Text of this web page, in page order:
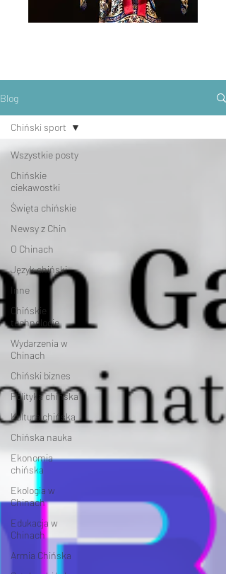
Blog
Wszystkie posty
Chińskie
ciekawostki
Święta chińskie
Newsy z Chin
O Chinach
Język chiński
Inne
Chińskie
technologie
Wydarzenia w
Chinach
Chiński biznes
Polityka chińska
Kultura chińska
Chińska nauka
Ekonomia
chińska
Ekologia w
Chinach
Edukacja w
Chinach
Armia Chińska
Chiński sport